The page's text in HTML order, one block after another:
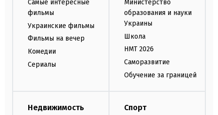
Самые интересные
фильмы
Украинские фильмы
Фильмы на вечер
Комедии
Сериалы
Министерство
образования и науки
Украины
Школа
НМТ 2026
Саморазвитие
Обучение за границей
Недвижимость Спорт